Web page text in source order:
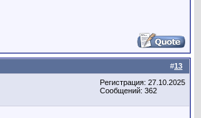
#13
Регистрация: 27.10.2025
Сообщений: 362